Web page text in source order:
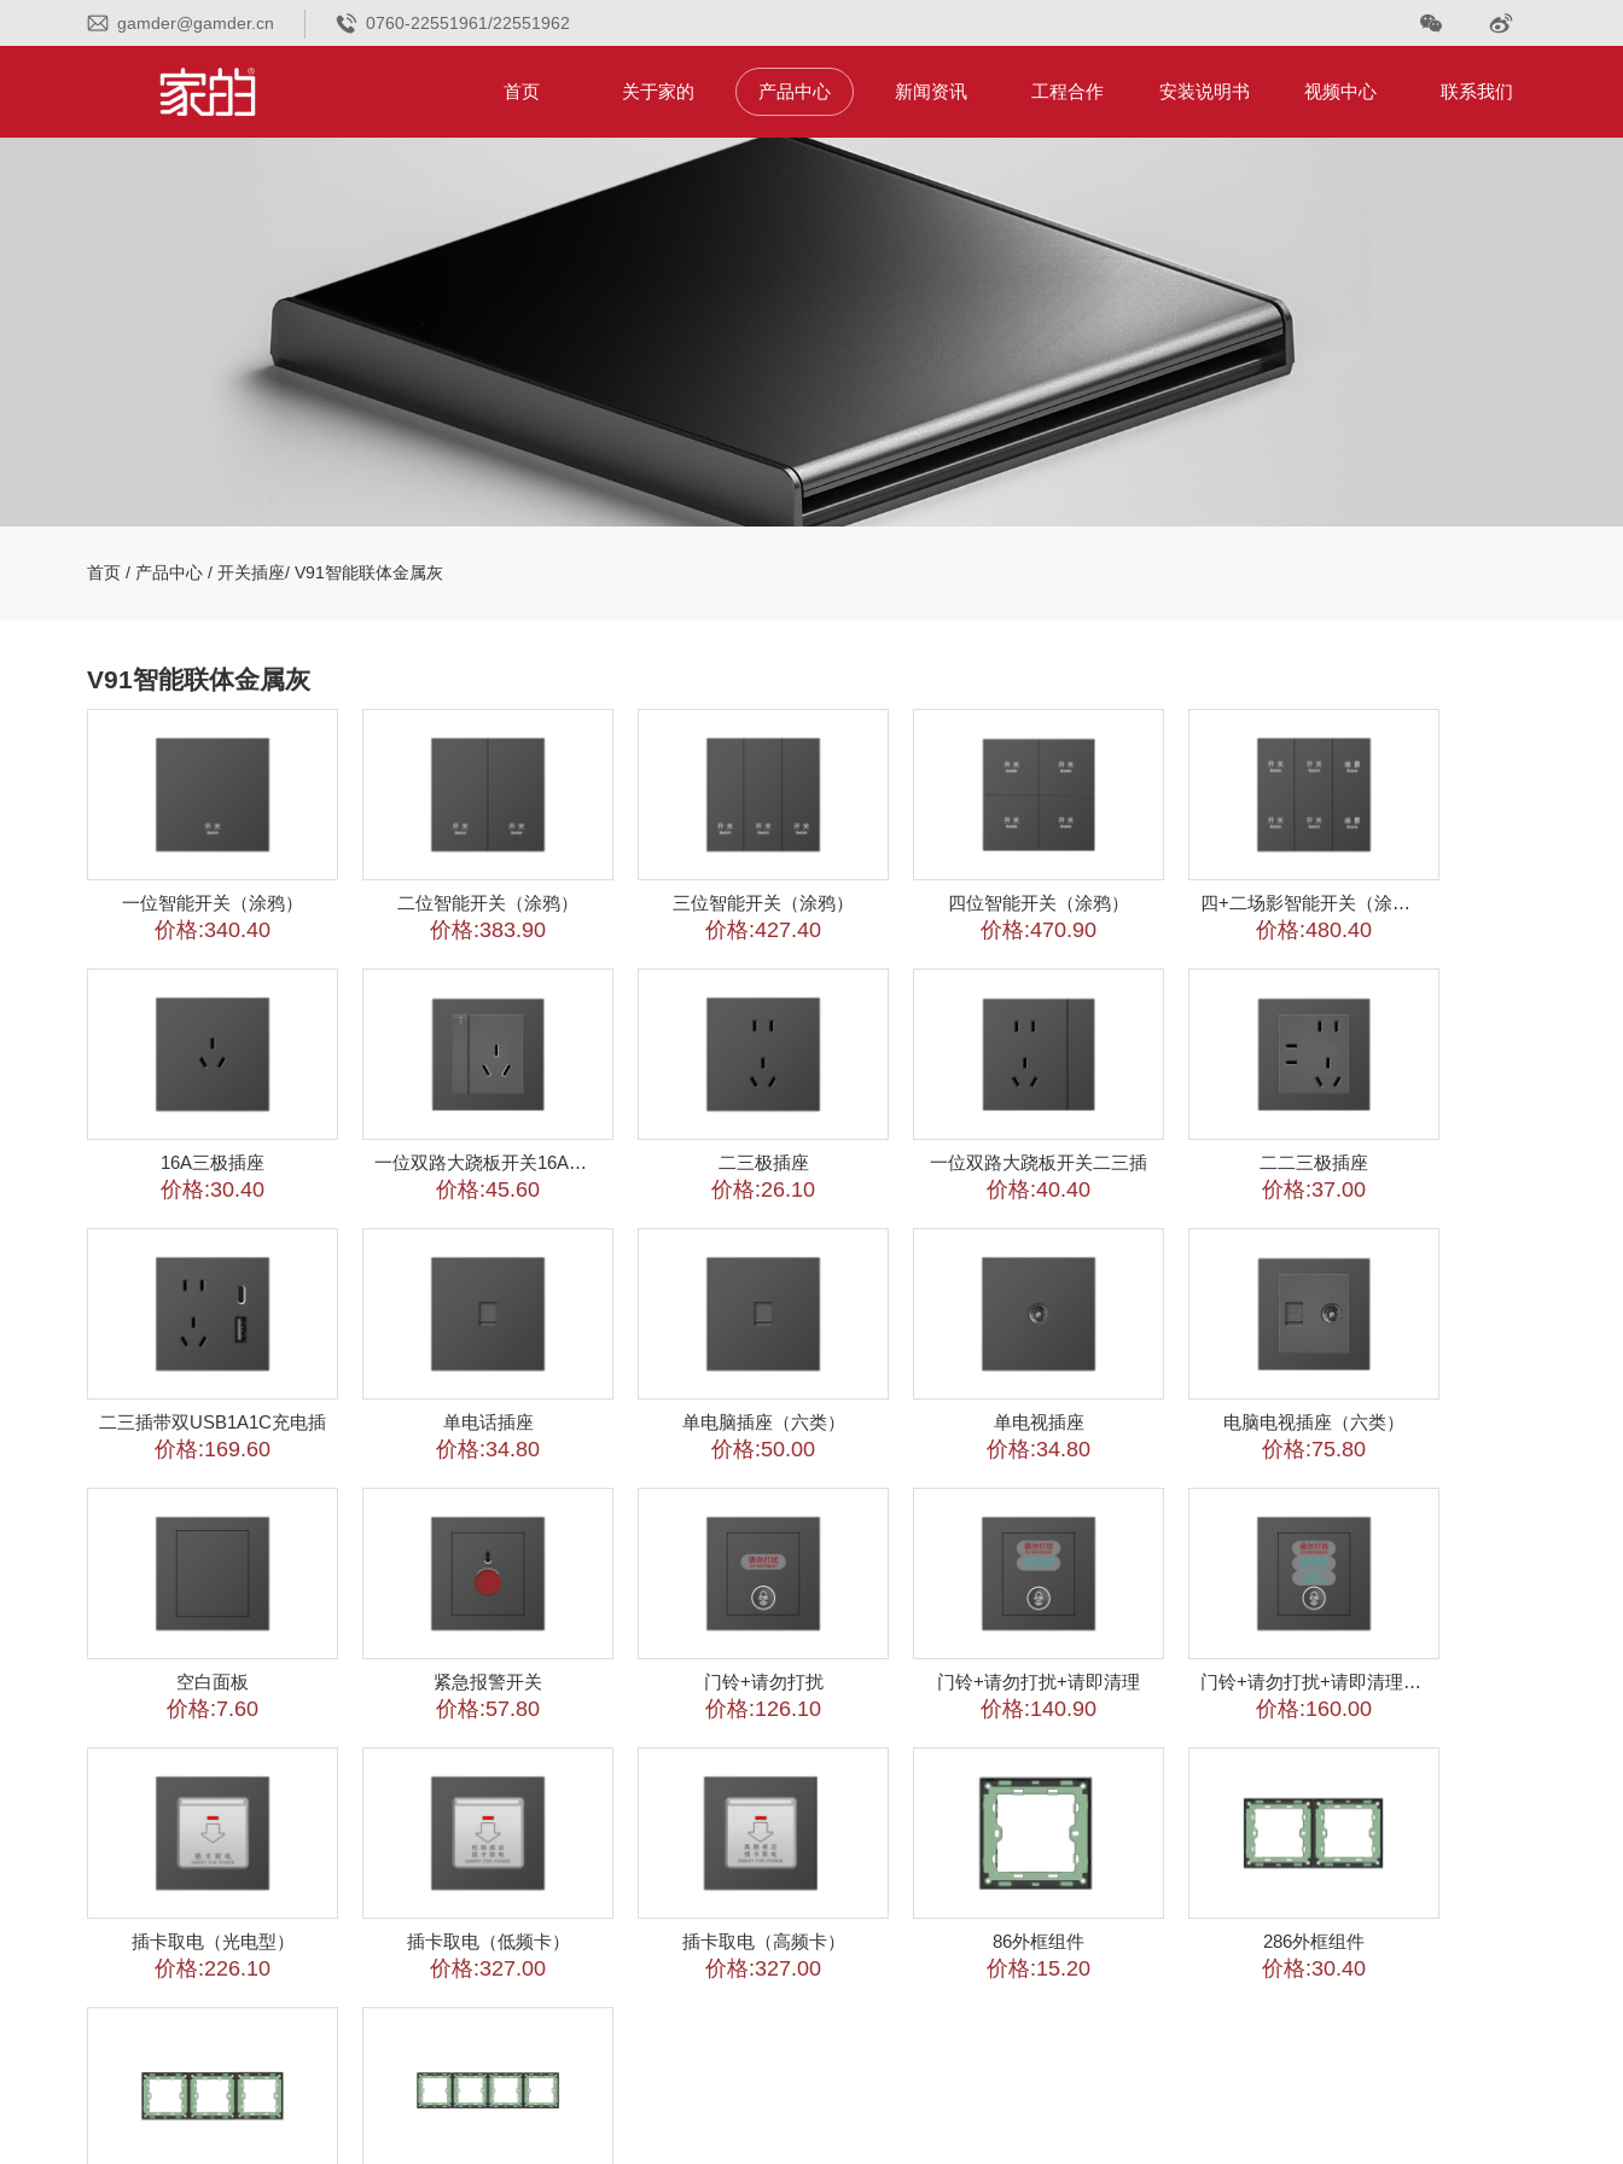
gamder@gamder.cn 0760-22551961/22551962
首页 关于家的 产品中心 新闻资讯 工程合作 安装说明书 视频中心 联系我们
首页 / 产品中心 / 开关插座/ V91智能联体金属灰
V91智能联体金属灰
一位智能开关（涂鸦）
价格:340.40
二位智能开关（涂鸦）
价格:383.90
三位智能开关（涂鸦）
价格:427.40
四位智能开关（涂鸦）
价格:470.90
四+二场影智能开关（涂鸦）
价格:480.40
16A三极插座
价格:30.40
一位双路大跷板开关16A三插
价格:45.60
二三极插座
价格:26.10
一位双路大跷板开关二三插
价格:40.40
二二三极插座
价格:37.00
二三插带双USB1A1C充电插
价格:169.60
单电话插座
价格:34.80
单电脑插座（六类）
价格:50.00
单电视插座
价格:34.80
电脑电视插座（六类）
价格:75.80
空白面板
价格:7.60
紧急报警开关
价格:57.80
门铃+请勿打扰
价格:126.10
门铃+请勿打扰+请即清理
价格:140.90
门铃+请勿打扰+请即清理+请稍候
价格:160.00
插卡取电（光电型）
价格:226.10
插卡取电（低频卡）
价格:327.00
插卡取电（高频卡）
价格:327.00
86外框组件
价格:15.20
286外框组件
价格:30.40